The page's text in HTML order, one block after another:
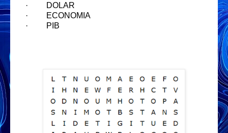
·
DOLAR
·
ECONOMIA
·
PIB